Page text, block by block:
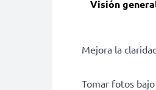
Visión
Mejora la
Tomar fotos